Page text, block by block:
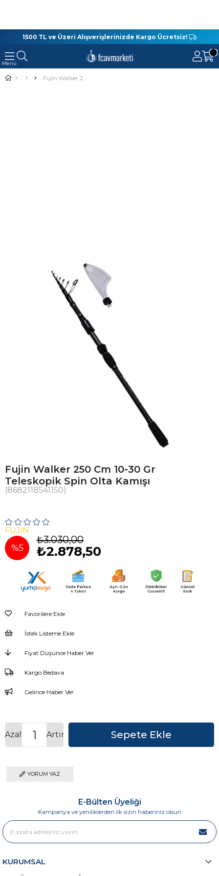
1500 TL ve Üzeri Alışverişlerinizde Kargo Ücretsiz!
Fujin Walker 250 Cm 10-30 Gr Teleskopik Spin Olta Kamışı
Fujin Walker 250 Cm 10-30 Gr
Teleskopik Spin Olta Kamışı
(8682118541150)
FUJIN
%5
İndirim
₺3.030,00
₺2.878,50
Favorilere Ekle
İstek Listeme Ekle
Fiyat Düşünce Haber Ver
Kargo Bedava
Gelince Haber Ver
Artır
Azalt
YORUM YAZ
E-Bülten Üyeliği
Kampanya ve yeniliklerden ilk sizin haberiniz olsun
KURUMSAL